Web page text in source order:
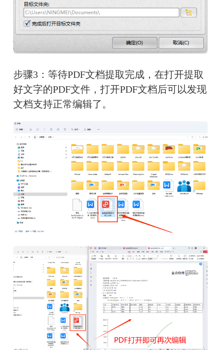
步骤3：等待PDF文档提取完成，在打开提取
好文字的PDF文件，打开PDF文档后可以发现
文档支持正常编辑了。